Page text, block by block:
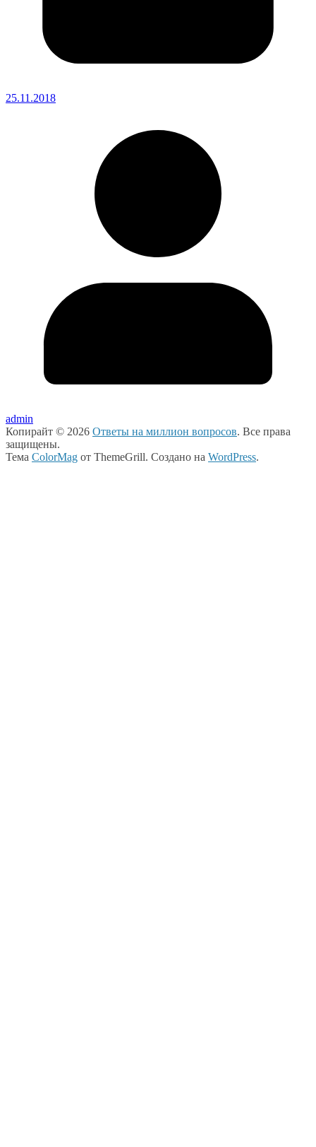
25.11.2018
admin
Копирайт © 2026 Ответы на миллион вопросов. Все права
защищены.
Тема ColorMag от ThemeGrill. Создано на WordPress.